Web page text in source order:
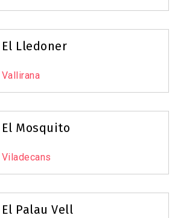
El Lledoner
Vallirana
El Mosquito
Viladecans
El Palau Vell